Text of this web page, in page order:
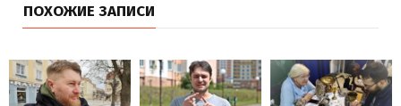
ПОХОЖИЕ ЗАПИСИ